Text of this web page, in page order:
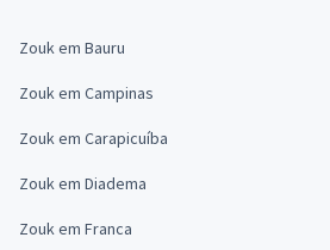
Zouk em Bauru
Zouk em Campinas
Zouk em Carapicuíba
Zouk em Diadema
Zouk em Franca